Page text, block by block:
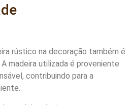
rústico na decoração também é
madeira utilizada é proveniente
contribuindo para a